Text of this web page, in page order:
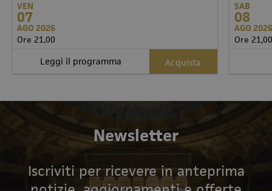
VEN
07
AGO 2026
Ore 21,00
Leggi il programma Acquista
SAB
08
AGO
Ore
Newsletter
Iscriviti per ricevere in anteprima